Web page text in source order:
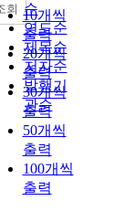
순
연도순
제목순
저자순
발행기
관순
10개씩
출력
20개씩
출력
30개씩
출력
50개씩
출력
100개씩
출력
회